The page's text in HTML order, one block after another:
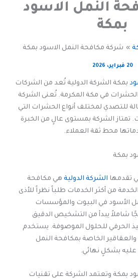
النمل الاسود
بمكة
شركة مكافحة النمل الاسود بمكة
20 فبراير، 2026
بمكة الشركة الدولية تُعد من الشركات
في مكة المكرمة. تُعنى الشركة
للتصدي لمختلف أنواع الحشرات التي
تمتاز الشركة بمستوى عالٍ من الخبرة
محط ثقة العملاء.
بمكة
تقدمها الشركة الدولية هي مكافحة
من أكثر الخدمات طلباً نظراً للأذى
الأسود في البيوت والمؤسسات
شاملاً يبدأ من التشخيص الدقيق
الحرفي للحلول الموصوفة. يستخدم
الخاصة بمكافحة النمل
عليه بشكلٍ نهائي.
بمكة وتعتمد الشركة على تقنيات